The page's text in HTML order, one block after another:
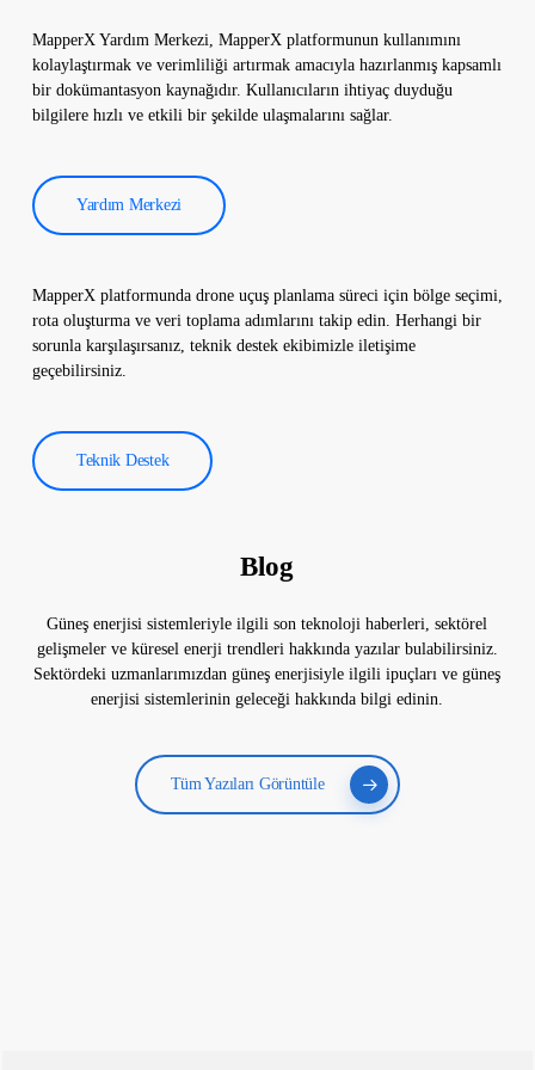
santrallerinin verimliliğini artırmak ve işletme maliyetlerini
düşürmek için kullanılır.
MapperX Yardım Merkezi, MapperX platformunun kullanımını
kolaylaştırmak ve verimliliği artırmak amacıyla hazırlanmış kapsamlı
bir dokümantasyon kaynağıdır. Kullanıcıların ihtiyaç duyduğu
bilgilere hızlı ve etkili bir şekilde ulaşmalarını sağlar.
Yardım Merkezi
MapperX platformunda drone uçuş planlama süreci için bölge seçimi,
rota oluşturma ve veri toplama adımlarını takip edin. Herhangi bir
sorunla karşılaşırsanız, teknik destek ekibimizle iletişime
geçebilirsiniz.
Teknik Destek
Blog
Güneş enerjisi sistemleriyle ilgili son teknoloji haberleri, sektörel
gelişmeler ve küresel enerji trendleri hakkında yazılar bulabilirsiniz.
Sektördeki uzmanlarımızdan güneş enerjisiyle ilgili ipuçları ve güneş
enerjisi sistemlerinin geleceği hakkında bilgi edinin.
Tüm Yazıları Görüntüle